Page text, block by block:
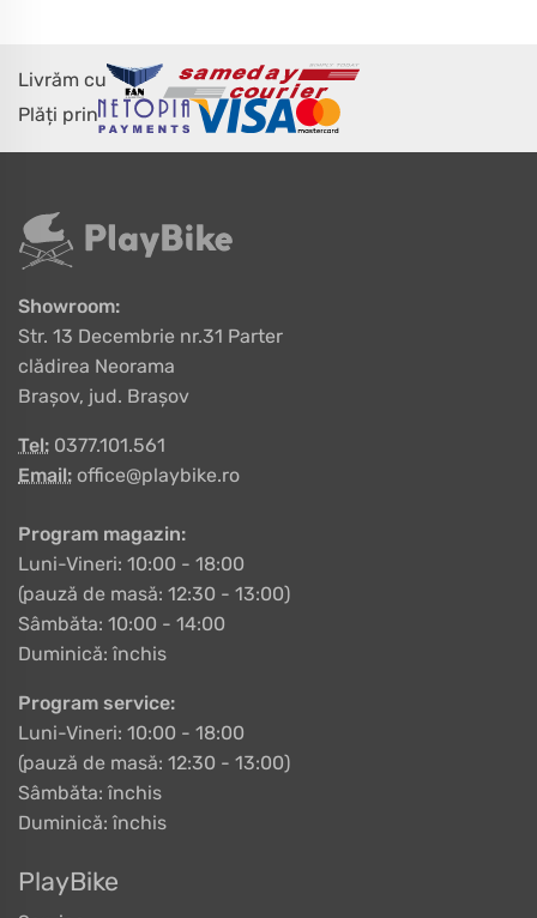
Livrăm cu
Plăți prin
Showroom:
Str. 13 Decembrie nr.31 Parter
clădirea Neorama
Brașov, jud. Brașov
Tel: 0377.101.561
Email: office@playbike.ro
Program magazin:
Luni-Vineri: 10:00 - 18:00
(pauză de masă: 12:30 - 13:00)
Sâmbăta: 10:00 - 14:00
Duminică: închis
Program service:
Luni-Vineri: 10:00 - 18:00
(pauză de masă: 12:30 - 13:00)
Sâmbăta: închis
Duminică: închis
PlayBike